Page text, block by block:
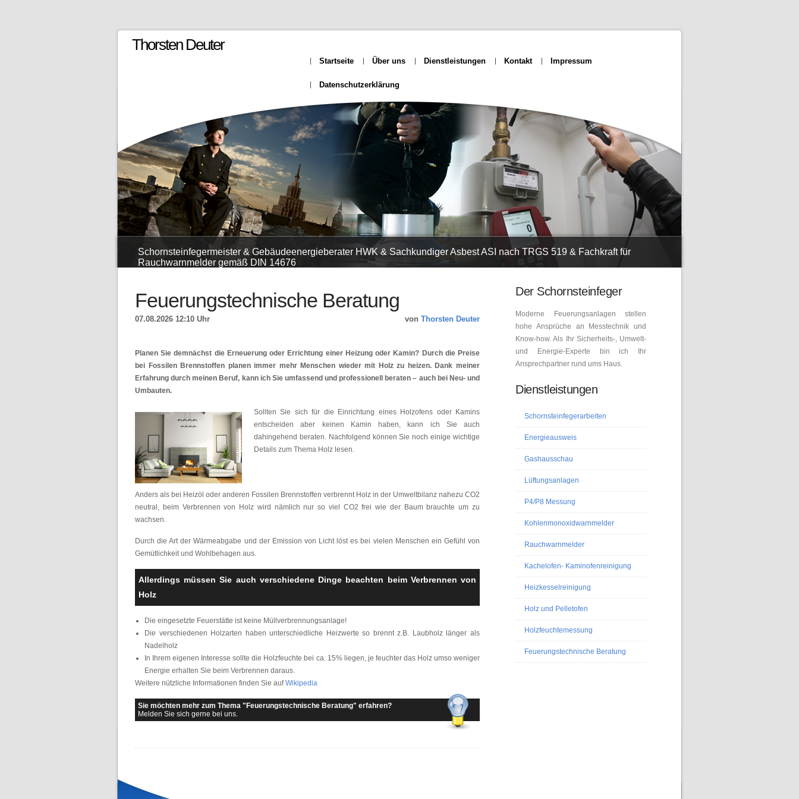
Schornsteinfegermeister & Gebäudeenergieberater HWK & Sachkundiger Asbest ASI nach TRGS 519 & Fachkraft für
Rauchwarnmelder gemäß DIN 14676
Thorsten Deuter
Startseite Über uns Dienstleistungen Kontakt Impressum
Datenschutzerklärung
Feuerungstechnische Beratung
07.08.2026 12:10 Uhr von Thorsten Deuter
Planen Sie demnächst die Erneuerung oder Errichtung einer Heizung oder Kamin? Durch die Preise
bei Fossilen Brennstoffen planen immer mehr Menschen wieder mit Holz zu heizen. Dank meiner
Erfahrung durch meinen Beruf, kann ich Sie umfassend und professionell beraten – auch bei Neu- und
Umbauten.
Sollten Sie sich für die Einrichtung eines Holzofens oder Kamins
entscheiden aber keinen Kamin haben, kann ich Sie auch
dahingehend beraten. Nachfolgend können Sie noch einige wichtige
Details zum Thema Holz lesen.
Anders als bei Heizöl oder anderen Fossilen Brennstoffen verbrennt Holz in der Umweltbilanz nahezu CO2
neutral, beim Verbrennen von Holz wird nämlich nur so viel CO2 frei wie der Baum brauchte um zu
wachsen.
Durch die Art der Wärmeabgabe und der Emission von Licht löst es bei vielen Menschen ein Gefühl von
Gemütlichkeit und Wohlbehagen aus.
Allerdings müssen Sie auch verschiedene Dinge beachten beim Verbrennen von
Holz
Die eingesetzte Feuerstätte ist keine Müllverbrennungsanlage!
Die verschiedenen Holzarten haben unterschiedliche Heizwerte so brennt z.B. Laubholz länger als
Nadelholz
In Ihrem eigenen Interesse sollte die Holzfeuchte bei ca. 15% liegen, je feuchter das Holz umso weniger
Energie erhalten Sie beim Verbrennen daraus.
Weitere nützliche Informationen finden Sie aufWikipedia
Sie möchten mehr zum Thema "Feuerungstechnische Beratung" erfahren?
Melden Sie sich gerne bei uns.
Der Schornsteinfeger
Moderne Feuerungsanlagen stellen
hohe Ansprüche an Messtechnik und
Know-how. Als Ihr Sicherheits-, Umwelt-
und Energie-Experte bin ich Ihr
Ansprechpartner rund ums Haus.
Dienstleistungen
Schornsteinfegerarbeiten
Energieausweis
Gashausschau
Lüftungsanlagen
P4/P8 Messung
Kohlenmonoxidwarnmelder
Rauchwarnmelder
Kachelofen- Kaminofenreinigung
Heizkesselreinigung
Holz und Pelletofen
Holzfeuchtemessung
Feuerungstechnische Beratung